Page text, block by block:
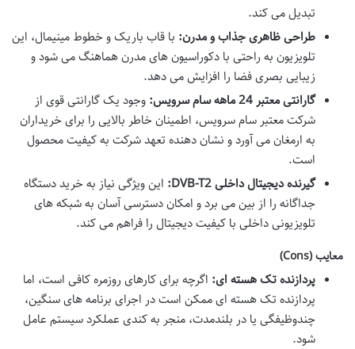
تبدیل می کند.
طراحی ظاهری جذاب و مدرن: با قاب باریک و خطوط مینیمال، این
تلویزیون به راحتی با دکوراسیون های مدرن هماهنگ می شود و
زیبایی بصری فضا را افزایش می دهد.
گارانتی معتبر 24 ماهه سام سرویس:
وجود یک گارانتی قوی از
شرکت معتبر سام سرویس، اطمینان خاطر بالایی را برای خریداران
به ارمغان می آورد و نشان دهنده تعهد شرکت به کیفیت محصول
است.
گیرنده دیجیتال داخلی DVB-T2:
این ویژگی نیاز به خرید دستگاه
جداگانه را از بین می برد و امکان دسترسی آسان به شبکه های
تلویزیونی داخلی با کیفیت دیجیتال را فراهم می کند.
معایب (Cons)
پردازنده تک هسته ای: اگرچه برای کارهای روزمره کافی است، اما
پردازنده تک هسته ای ممکن است در اجرای برنامه های سنگین،
چندوظیفگی یا در بلندمدت، منجر به کندی عملکرد سیستم عامل
شود.